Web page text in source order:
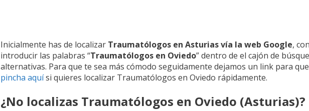
Inicialmente has de localizar Traumatólogos en Asturias vía la web Google,
introducir las palabras “Traumatólogos en Oviedo” dentro de el cajón de
alternativas. Para que te sea más cómodo seguidamente dejamos un link para
pincha aquísi quieres localizar Traumatólogos en Oviedo rápidamente.
¿No localizas Traumatólogos en Oviedo (Asturias)?